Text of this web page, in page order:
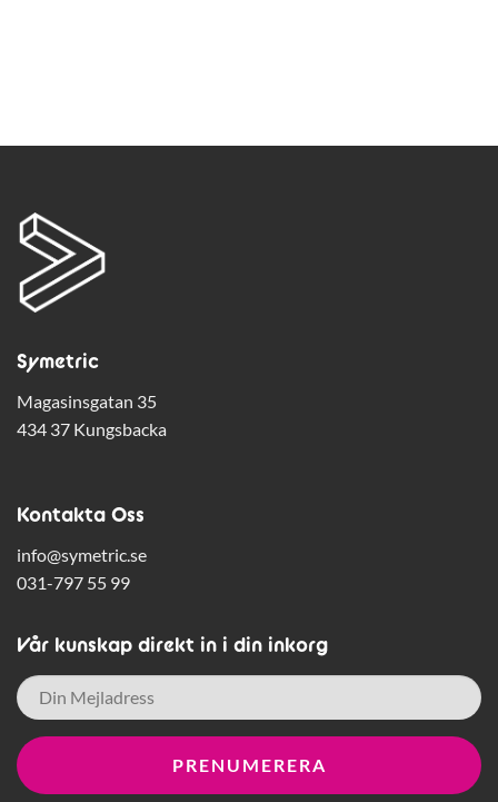
Symetric
Magasinsgatan 35
434 37 Kungsbacka
Kontakta Oss
info@symetric.se
031-797 55 99
Vår kunskap direkt in i din inkorg
E-
post *